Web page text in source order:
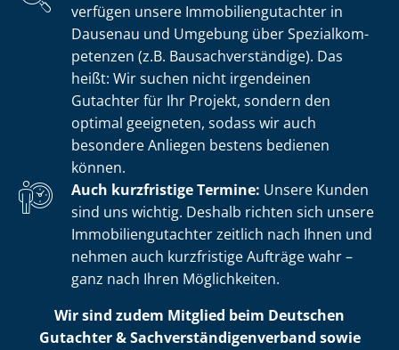
verfügen unsere Im­mo­bi­li­en­gut­ach­ter in
Dausenau und Umgebung über Spe­zi­al­kom­
pe­ten­zen (z.B. Bau­sach­ver­stän­di­ge). Das
heißt: Wir suchen nicht irgendeinen
Gutachter für Ihr Projekt, sondern den
optimal geeigneten, sodass wir auch
besondere Anliegen bestens bedienen
können.
Auch kurzfristige Termine: Unsere Kunden
sind uns wichtig. Deshalb richten sich unsere
Im­mo­bi­li­en­gut­ach­ter zeitlich nach Ihnen und
nehmen auch kurzfristige Aufträge wahr –
ganz nach Ihren Möglichkeiten.
Wir sind zudem Mitglied beim Deutschen
Gutachter & Sach­ver­stän­di­gen­ver­band sowie